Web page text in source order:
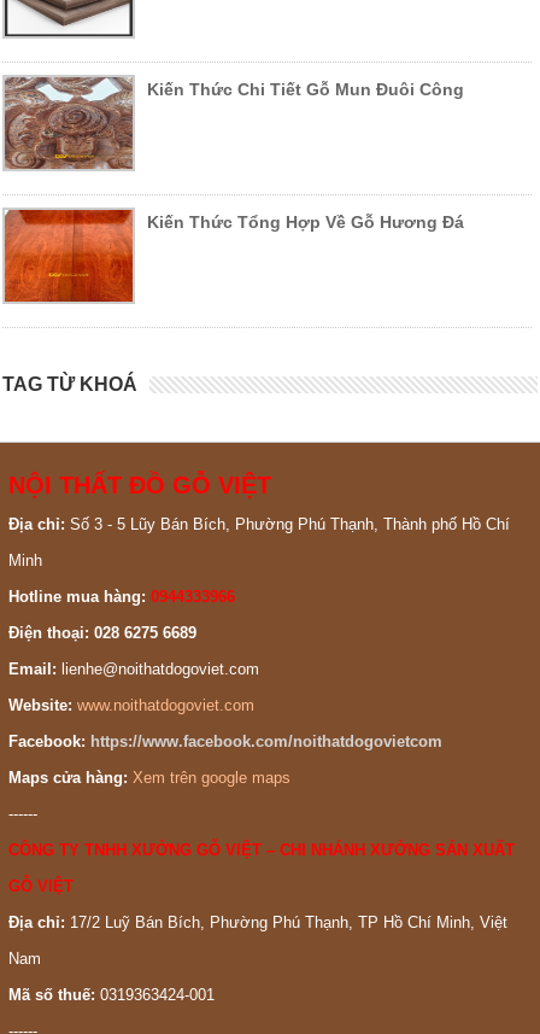
Kiến Thức Chi Tiết Gỗ Mun Đuôi Công
Kiến Thức Tổng Hợp Về Gỗ Hương Đá
TAG TỪ KHOÁ
NỘI THẤT ĐỒ GỖ VIỆT
Địa chỉ: Số 3 - 5 Lũy Bán Bích, Phường Phú Thạnh, Thành phố Hồ Chí
Minh
Hotline mua hàng: 0944333966
Điện thoại: 028 6275 6689
Email: lienhe@noithatdogoviet.com
Website: www.noithatdogoviet.com
Facebook: https://www.facebook.com/noithatdogovietcom
Maps cửa hàng: Xem trên google maps
------
CÔNG TY TNHH XƯỞNG GỖ VIỆT – CHI NHÁNH XƯỞNG SẢN XUẤT
GỖ VIỆT
Địa chỉ: 17/2 Luỹ Bán Bích, Phường Phú Thạnh, TP Hồ Chí Minh, Việt
Nam
Mã số thuế: 0319363424-001